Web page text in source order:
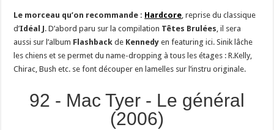
Le morceau qu’on recommande : Hardcore, reprise du classique
d’Idéal J. D’abord paru sur la compilation Têtes Brulées, il sera
aussi sur l’album Flashback de Kennedy en featuring ici. Sinik lâche
les chiens et se permet du name-dropping à tous les étages : R.Kelly,
Chirac, Bush etc. se font découper en lamelles sur l’instru originale.
92 - Mac Tyer - Le général
(2006)